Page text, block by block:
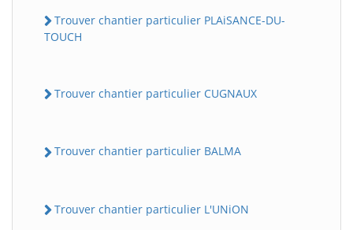
Trouver chantier particulier PLAiSANCE-DU-
TOUCH
Trouver chantier particulier CUGNAUX
Trouver chantier particulier BALMA
Trouver chantier particulier L'UNiON